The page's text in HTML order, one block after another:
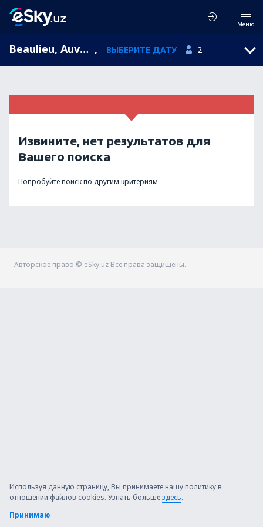
Меню
Beaulieu, Auvergne, Франция , ВЫБЕРИТЕ ДАТУ 2
Извините, нет результатов для
Вашего поиска
Попробуйте поиск по другим критериям
Авторское право © eSky.uz Все права защищены.
Используя данную страницу, Вы принимаете нашу политику в
отношении файлов cookies. Узнать большездесь.
Принимаю